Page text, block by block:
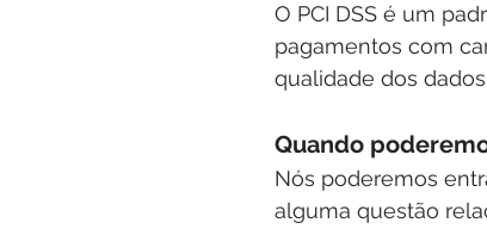
O PCI DSS é um
pagamentos com
qualidade dos
Quando
Nós poderemos
alguma questão